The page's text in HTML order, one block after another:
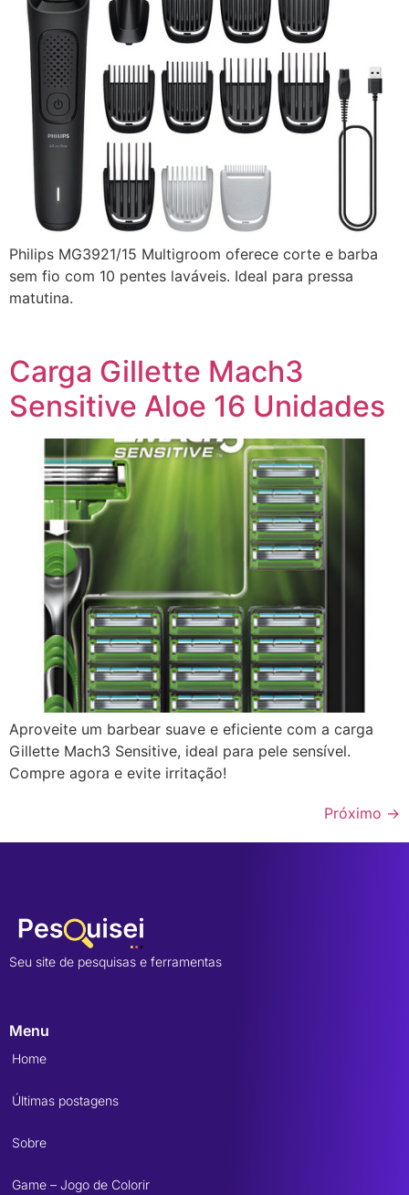
Philips MG3921/15 Multigroom oferece corte e barba
sem fio com 10 pentes laváveis. Ideal para pressa
matutina.
Carga Gillette Mach3
Sensitive Aloe 16 Unidades
Aproveite um barbear suave e eficiente com a carga
Gillette Mach3 Sensitive, ideal para pele sensível.
Compre agora e evite irritação!
Próximo →
Seu site de pesquisas e ferramentas
Menu
Home
Últimas postagens
Sobre
Game – Jogo de Colorir